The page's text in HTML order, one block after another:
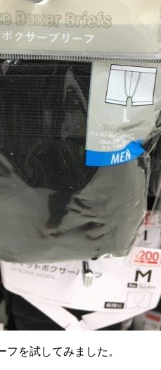
を試してみました。